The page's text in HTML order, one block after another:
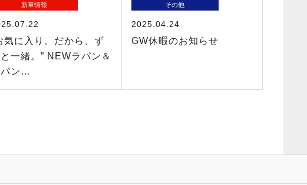
新車情報
気に入り。だから、ず
一緒。” NEWラパン＆
パン…
その他
2025.04.24
GW休暇のお知らせ